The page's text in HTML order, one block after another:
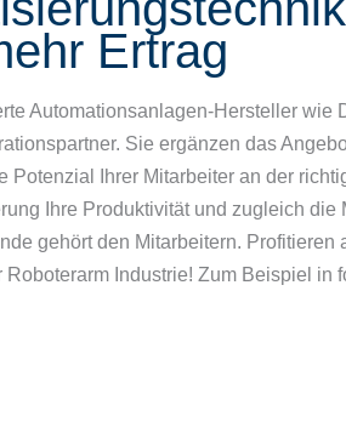
Ertrag
Automationsanlagen-Hersteller
Sie ergänzen das
Potenzial Ihrer Mitarbeiter an der
Ihre Produktivität und zugleich
gehört den Mitarbeitern.
Industrie! Zum Beispiel in